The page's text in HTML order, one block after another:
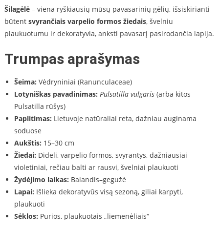
Šilagėlė– viena ryškiausių mūsų pavasarinių gėlių, išsiskirianti
būtent svyrančiais varpelio formos žiedais, švelniu
plaukuotumu ir dekoratyvia, anksti pavasarį pasirodančia lapija.
Trumpas aprašymas
Šeima: Vėdryniniai (Ranunculaceae)
Lotyniškas pavadinimas: Pulsatilla vulgaris(arba kitos
Pulsatilla rūšys)
Paplitimas: Lietuvoje natūraliai reta, dažniau auginama
soduose
Aukštis: 15–30 cm
Žiedai: Dideli, varpelio formos, svyrantys, dažniausiai
violetiniai, rečiau balti ar rausvi, švelniai plaukuoti
Žydėjimo laikas: Balandis–gegužė
Lapai: Išlieka dekoratyvūs visą sezoną, giliai karpyti,
plaukuoti
Sėklos: Purios, plaukuotais „liemenėliais“